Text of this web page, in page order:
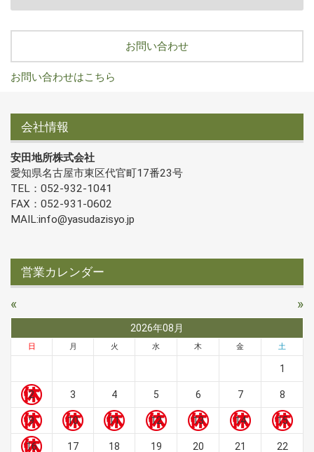
お問い合わせ
お問い合わせはこちら
会社情報
安田地所株式会社
愛知県名古屋市東区代官町17番23号
TEL：052-932-1041
FAX：052-931-0602
MAIL:info@yasudazisyo.jp
営業カレンダー
« »
2026年08月
日 月 火 水 木 金 土
1
2 3 4 5 6 7 8
9 10 11 12 13 14 15
16 17 18 19 20 21 22